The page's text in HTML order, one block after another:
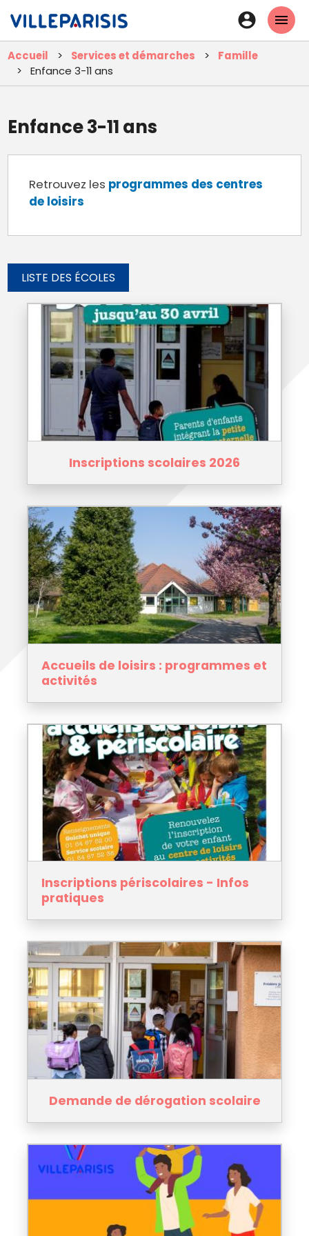
contenu
principal
En-
tête
-
Accueil Services et démarches
Famille
Enfance 3-11 ans
Enfance 3-11 ans
Retrouvez les programmes des centres
de loisirs
LISTE DES ÉCOLES
Inscriptions scolaires 2026
Accueils de loisirs : programmes et
activités
Inscriptions périscolaires - Infos
pratiques
Demande de dérogation scolaire